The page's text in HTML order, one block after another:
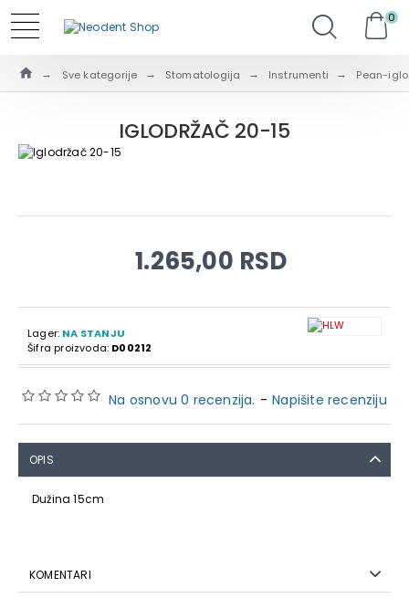
0
Sve kategorije Stomatologija Instrumenti Pean-
IGLODRŽAČ 20-15
Lager: NA STANJU
Šifra proizvoda: D00212
Na osnovu 0 recenzija. - Napišite recenziju
1.265,00 RSD
OPIS
Dužina 15cm
KOMENTARI